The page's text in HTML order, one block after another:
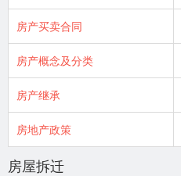
房产买卖合同
房产概念及分类
房产继承
房地产政策
房屋拆迁